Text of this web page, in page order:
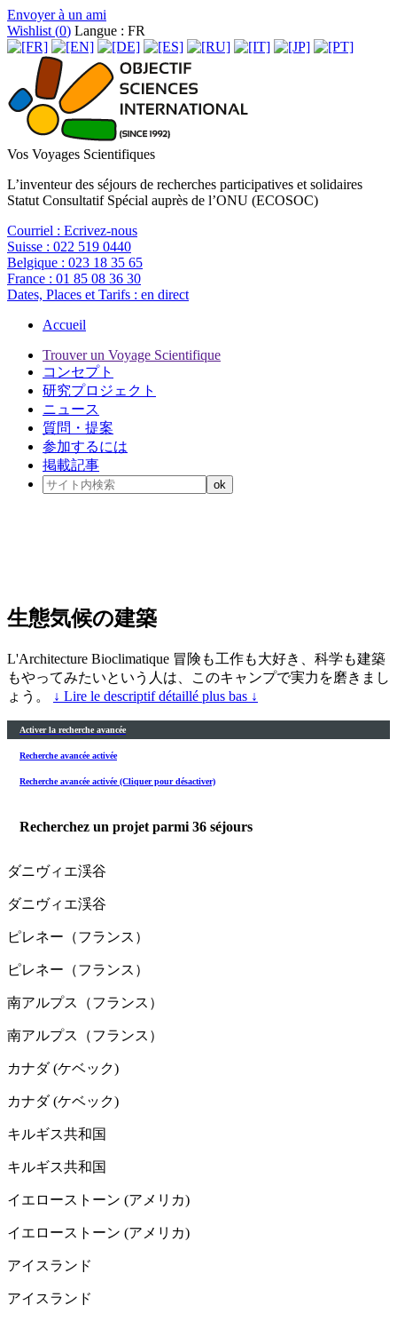
Envoyer à un ami
Wishlist (0) Langue : FR
Vos Voyages Scientifiques
L’inventeur des séjours de recherches participatives et solidaires
Statut Consultatif Spécial auprès de l’ONU (ECOSOC)
Courriel : Ecrivez-nous
Suisse : 022 519 0440
Belgique : 023 18 35 65
France : 01 85 08 36 30
Dates, Places et Tarifs : en direct
Accueil
Trouver un Voyage Scientifique
コンセプト
研究プロジェクト
ニュース
質問・提案
参加するには
掲載記事
生態気候の建築
L'Architecture Bioclimatique 冒険も工作も大好き、科学も建築
もやってみたいという人は、このキャンプで実力を磨きまし
ょう。
↓ Lire le descriptif détaillé plus bas ↓
Activer la recherche avancée
Recherche avancée activée
Recherche avancée activée (Cliquer pour désactiver)
Recherchez un projet parmi 36 séjours
ダニヴィエ渓谷
ダニヴィエ渓谷
ピレネー（フランス）
ピレネー（フランス）
南アルプス（フランス）
南アルプス（フランス）
カナダ (ケベック)
カナダ (ケベック)
キルギス共和国
キルギス共和国
イエローストーン (アメリカ)
イエローストーン (アメリカ)
アイスランド
アイスランド